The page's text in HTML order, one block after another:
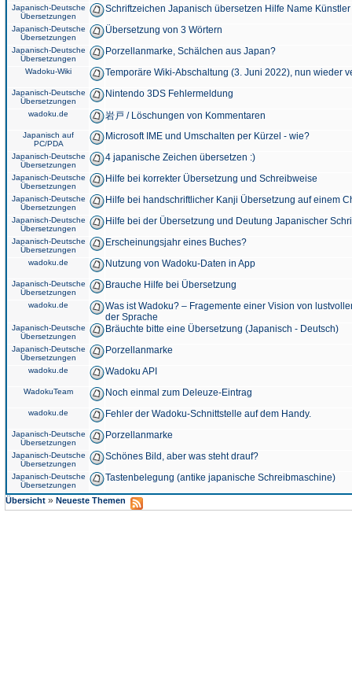
Japanisch-Deutsche
Übersetzungen
Schriftzeichen Japanisch übersetzen Hilfe Name
Japanisch-Deutsche
Übersetzungen
Übersetzung von 3 Wörtern
Japanisch-Deutsche
Übersetzungen
Porzellanmarke, Schälchen aus Japan?
Wadoku-Wiki Temporäre Wiki-Abschaltung (3. Juni 2022), nun wieder
Japanisch-Deutsche
Übersetzungen
Nintendo 3DS Fehlermeldung
wadoku.de 岩戸 / Löschungen von Kommentaren
Japanisch auf
PC/PDA
Microsoft IME und Umschalten per Kürzel - wie?
Japanisch-Deutsche
Übersetzungen
4 japanische Zeichen übersetzen :)
Japanisch-Deutsche
Übersetzungen
Hilfe bei korrekter Übersetzung und Schreibweise
Japanisch-Deutsche
Übersetzungen
Hilfe bei handschriftlicher Kanji Übersetzung auf einem
Japanisch-Deutsche
Übersetzungen
Hilfe bei der Übersetzung und Deutung Japanischer
Japanisch-Deutsche
Übersetzungen
Erscheinungsjahr eines Buches?
wadoku.de Nutzung von Wadoku-Daten in App
Japanisch-Deutsche
Übersetzungen
Brauche Hilfe bei Übersetzung
wadoku.de
Was ist Wadoku? – Fragemente einer Vision von
der Sprache
Japanisch-Deutsche
Übersetzungen
Bräuchte bitte eine Übersetzung (Japanisch - Deutsch)
Japanisch-Deutsche
Übersetzungen
Porzellanmarke
wadoku.de Wadoku API
WadokuTeam Noch einmal zum Deleuze-Eintrag
wadoku.de Fehler der Wadoku-Schnittstelle auf dem Handy.
Japanisch-Deutsche
Übersetzungen
Porzellanmarke
Japanisch-Deutsche
Übersetzungen
Schönes Bild, aber was steht drauf?
Japanisch-Deutsche
Übersetzungen
Tastenbelegung (antike japanische Schreibmaschine)
Übersicht » Neueste Themen